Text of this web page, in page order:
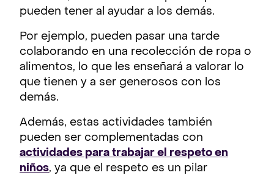
pueden tener al ayudar a los demás.
Por ejemplo, pueden pasar una tarde
colaborando en una recolección de ropa o
alimentos, lo que les enseñará a valorar lo
que tienen y a ser generosos con los
demás.
Además, estas actividades también
pueden ser complementadas con
actividades para trabajar el respeto en
niños, ya que el respeto es un pilar